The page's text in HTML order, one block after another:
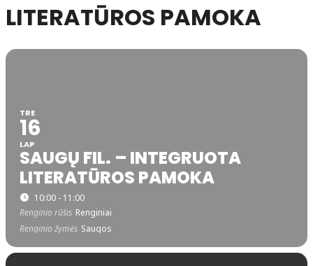
LITERATŪROS PAMOKA
TRE
16
LAP
SAUGŲ FIL. – INTEGRUOTA
LITERATŪROS PAMOKA
10:00 - 11:00
Renginio rūšis Renginiai
Renginio žymės Saugos